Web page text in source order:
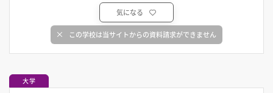
気になる
この学校は当サイトからの資料請求ができません
大学